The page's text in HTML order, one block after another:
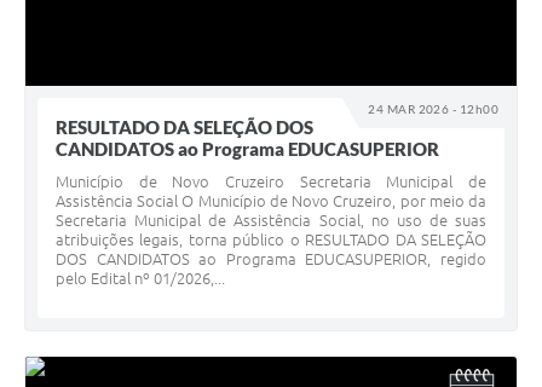
24 MAR 2026 - 12h00
RESULTADO DA SELEÇÃO DOS
CANDIDATOS ao Programa EDUCASUPERIOR
Município de Novo Cruzeiro Secretaria Municipal de
Assistência Social O Município de Novo Cruzeiro, por meio da
Secretaria Municipal de Assistência Social, no uso de suas
atribuições legais, torna público o RESULTADO DA SELEÇÃO
DOS CANDIDATOS ao Programa EDUCASUPERIOR, regido
pelo Edital nº 01/2026,...